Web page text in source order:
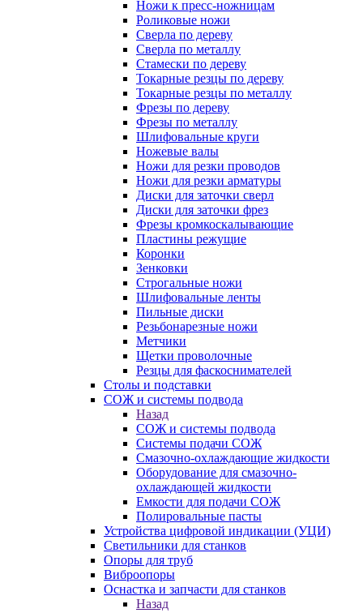
Ножи к пресс-ножницам
Роликовые ножи
Сверла по дереву
Сверла по металлу
Стамески по дереву
Токарные резцы по дереву
Токарные резцы по металлу
Фрезы по дереву
Фрезы по металлу
Шлифовальные круги
Ножевые валы
Ножи для резки проводов
Ножи для резки арматуры
Диски для заточки сверл
Диски для заточки фрез
Фрезы кромкоскалывающие
Пластины режущие
Коронки
Зенковки
Строгальные ножи
Шлифовальные ленты
Пильные диски
Резьбонарезные ножи
Метчики
Щетки проволочные
Резцы для фаскоснимателей
Столы и подставки
СОЖ и системы подвода
Назад
СОЖ и системы подвода
Системы подачи СОЖ
Смазочно-охлаждающие жидкости
Оборудование для смазочно-
охлаждающей жидкости
Емкости для подачи СОЖ
Полировальные пасты
Устройства цифровой индикации (УЦИ)
Светильники для станков
Опоры для труб
Виброопоры
Оснастка и запчасти для станков
Назад